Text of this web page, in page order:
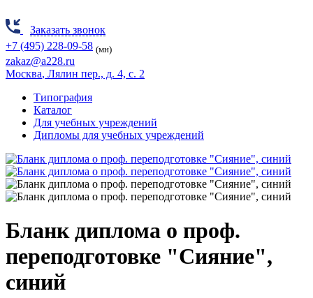
Заказать звонок
+7 (495) 228-09-58 (мн)
zakaz@a228.ru
Москва, Лялин пер., д. 4, с. 2
Типография
Каталог
Для учебных учреждений
Дипломы для учебных учреждений
Бланк диплома о проф.
переподготовке "Сияние",
синий